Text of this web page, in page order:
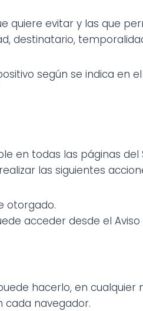
quiere evitar y las que
destinatario,
según se indica en
en todas las páginas del
las siguientes
otorgado.
acceder desde el
hacerlo, en
cada navegador.